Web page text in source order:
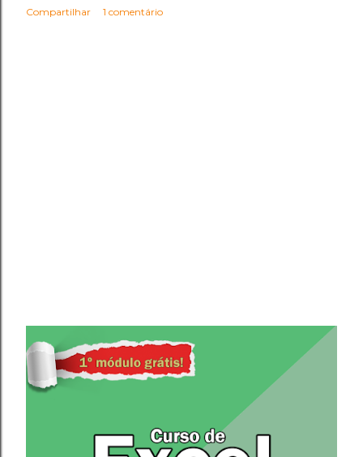
Compartilhar 1 comentário